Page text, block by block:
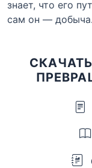
знает, что его
сам он — добыча.